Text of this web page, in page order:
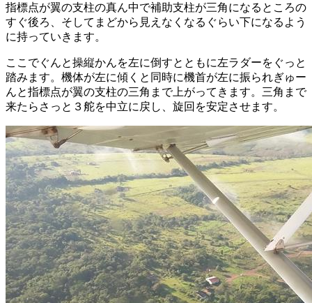
指標点が翼の支柱の真ん中で補助支柱が三角になるところの
すぐ後ろ、そしてまどから見えなくなるぐらい下になるよう
に持っていきます。
ここでぐんと操縦かんを左に倒すとともに左ラダーをぐっと
踏みます。機体が左に傾くと同時に機首が左に振られぎゅー
んと指標点が翼の支柱の三角まで上がってきます。三角まで
来たらさっと３舵を中立に戻し、旋回を安定させます。